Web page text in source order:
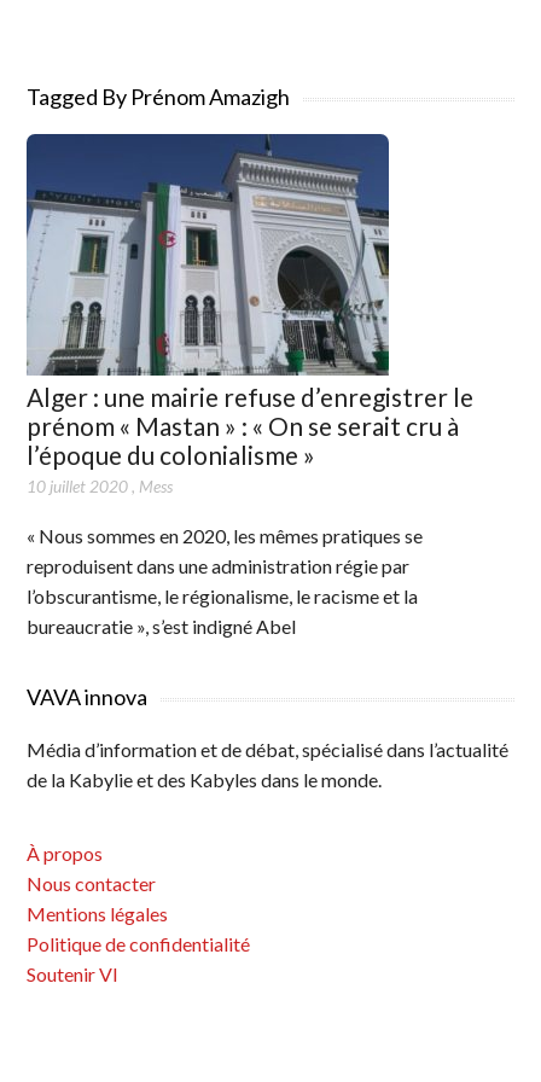
Tagged By Prénom Amazigh
Alger : une mairie refuse d’enregistrer le
prénom « Mastan » : « On se serait cru à
l’époque du colonialisme »
10 juillet 2020, Mess
« Nous sommes en 2020, les mêmes pratiques se
reproduisent dans une administration régie par
l’obscurantisme, le régionalisme, le racisme et la
bureaucratie », s’est indigné Abel
VAVA innova
Média d’information et de débat, spécialisé dans l’actualité
de la Kabylie et des Kabyles dans le monde.
À propos
Nous contacter
Mentions légales
Politique de confidentialité
Soutenir VI